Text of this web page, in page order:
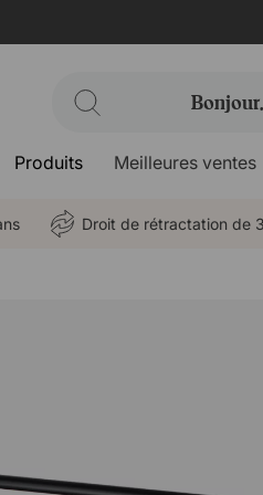
Produits Meilleures ventes
Droit de rétractation de